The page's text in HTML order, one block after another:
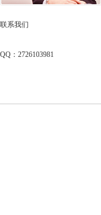
联系我们
QQ：2726103981